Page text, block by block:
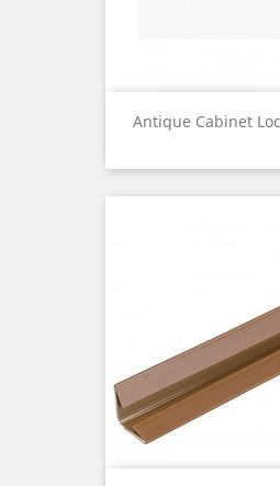
Antique Cabinet